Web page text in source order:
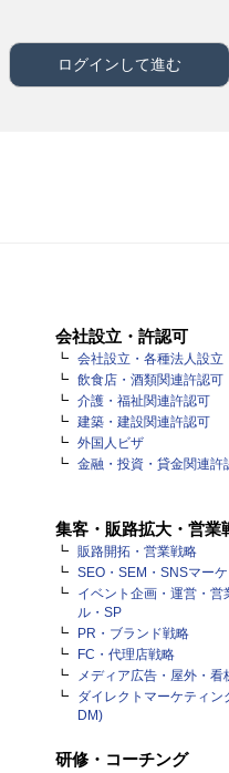
会社設立・許認可
会社設立・各種法人設立
飲食店・酒類関連許認可
介護・福祉関連許認可
建築・建設関連許認可
外国人ビザ
金融・投資・貸金関連許
集客・販路拡大・営業
販路開拓・営業戦略
SEO・SEM・SNSマー
イベント企画・運営・営
ル・SP
PR・ブランド戦略
FC・代理店戦略
メディア広告・屋外・看
ダイレクトマーケティン
DM)
研修・コーチング